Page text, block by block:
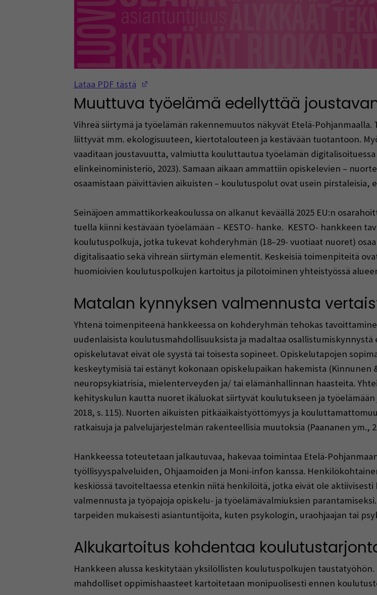
Lataa PDF tästä
Muuttuva työelämä edellyttää
Vihreä siirtymä ja työelämän rakennemuutos näkyvät Etelä-
liittyvät mm. ekologisuuteen, kiertotalouteen ja kestävään tuotantoon.
vaaditaan joustavuutta, valmiutta kouluttautua työelämän
elinkeinoministeriö, 2023). Samaan aikaan ammattiin opiskelevien –
osaamistaan päivittävien aikuisten – koulutuspolut ovat usein
Seinäjoen ammattikorkeakoulussa on alkanut keväällä 2025 EU:n
tuella kiinni kestävään työelämään – KESTO- hanke. KESTO- hankkeen
koulutuspolkuja, jotka tukevat kohderyhmän (18–29- vuotiaat nuoret)
digitalisaatio sekä vihreän siirtymän elementit. Keskeisiä toimenpiteitä
huomioivien koulutuspolkujen kartoitus ja pilotoiminen yhteistyössä
Matalan kynnyksen valmennusta
Yhtenä toimenpiteenä hankkeessa on kohderyhmän tehokas
uudenlaisista koulutusmahdollisuuksista ja madaltaa
opiskelutavat eivät ole syystä tai toisesta sopineet. Opiskelutapojen
keskeytymisiä tai estänyt kokonaan opiskelupaikan hakemista (Kinnunen
neuropsykiatrisia, mielenterveyden ja/ tai elämänhallinnan haasteita.
kehityskulun kautta nuoret ikäluokat siirtyvät koulutukseen ja
2018, s. 115). Nuorten aikuisten pitkäaikaistyöttömyys ja
ratkaisuja ja palvelujärjestelmän rakenteellisia muutoksia (Paananen ym.,
Hankkeessa toteutetaan jalkautuvaa, hakevaa toimintaa Etelä-
työllisyyspalveluiden, Ohjaamoiden ja Moni-infon kanssa.
keskiössä tavoiteltaessa etenkin niitä henkilöitä, jotka eivät ole
valmennusta ja työpajoja opiskelu- ja työelämävalmiuksien
tarpeiden mukaisesti asiantuntijoita, kuten psykologin, uraohjaajan tai
Alkukartoitus kohdentaa
Hankkeen alussa keskitytään yksilöllisten koulutuspolkujen
mahdolliset oppimishaasteet kartoitetaan monipuolisesti ennen